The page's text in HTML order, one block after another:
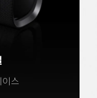
스